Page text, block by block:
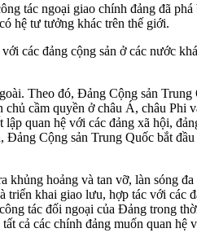
tác ngoại giao chính đảng đã
hệ tư tưởng khác trên thế giới.
các đảng cộng sản ở các nước
Theo đó, Đảng Cộng sản
chủ cầm quyền ở châu Á, châu
quan hệ với các đảng xã hội,
Cộng sản Trung Quốc bắt
hoảng và tan vỡ, làn sóng
khai giao lưu, hợp tác với các
tác đối ngoại của Đảng trong
cả các chính đảng muốn quan